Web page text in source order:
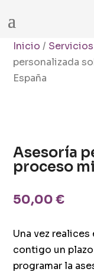
Inicio /
personalizada
España
Asesoría
proceso
50,00€
Una vez
contigo un
programar la